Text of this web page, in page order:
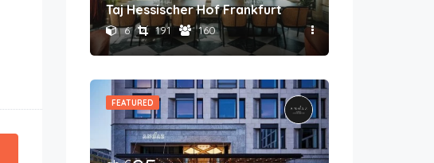
Taj Hessischer Hof Frankfurt
6 191 160
FEATURED